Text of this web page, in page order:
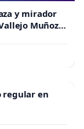
y mirador
Muñoz
regular en